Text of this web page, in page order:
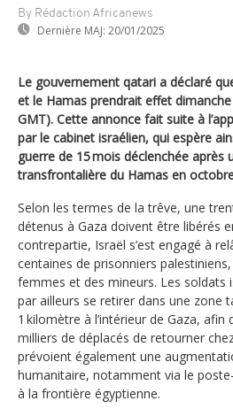
By Rédaction Africanews
Dernière MAJ: 20/01/2025
Le gouvernement qatari a déclaré
et le Hamas prendrait effet dimanche
GMT). Cette annonce fait suite à
par le cabinet israélien, qui espère
guerre de 15 mois déclenchée après
transfrontalière du Hamas en
Selon les termes de la trêve, une
détenus à Gaza doivent être libérés
contrepartie, Israël s’est engagé à
centaines de prisonniers
femmes et des mineurs. Les soldats
par ailleurs se retirer dans une zone
1 kilomètre à l’intérieur de Gaza,
milliers de déplacés de retourner
prévoient également une
humanitaire, notamment via le
à la frontière égyptienne.